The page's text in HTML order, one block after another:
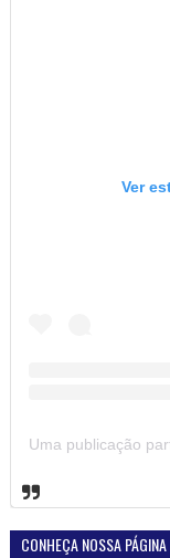
Ver
CONHEÇA NOSSA